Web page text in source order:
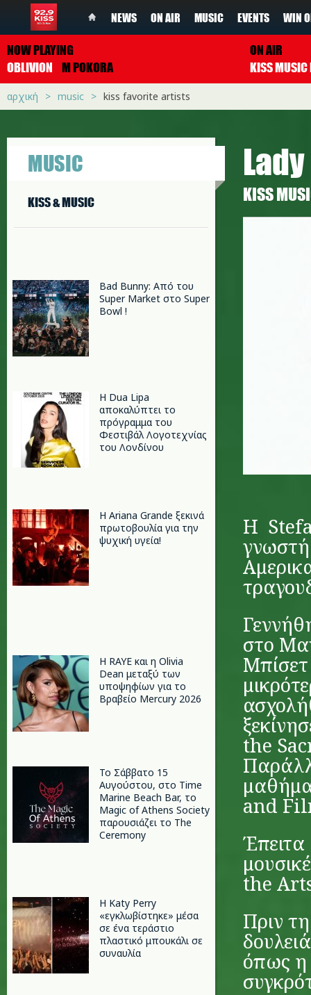
NEWS ON AIR MUSIC EVENTS WIN
NOW PLAYING
OBLIVION
M POKORA
ON AIR
αρχική music kiss favorite artists
MUSIC
KISS & MUSIC
Bad Bunny: Από του
Super Market στο Super
Bowl !
Η Dua Lipa
αποκαλύπτει το
πρόγραμμα του
Φεστιβάλ Λογοτεχνίας
του Λονδίνου
Η Ariana Grande ξεκινά
πρωτοβουλία για την
ψυχική υγεία!
Η RAYE και η Olivia
Dean μεταξύ των
υποψηφίων για το
Βραβείο Mercury 2026
Το Σάββατο 15
Αυγούστου, στο Time
Marine Beach Bar, το
Magic of Athens Society
παρουσιάζει το The
Ceremony
H Katy Perry
«εγκλωβίστηκε» μέσα
σε ένα τεράστιο
πλαστικό μπουκάλι σε
συναυλία
ΚISS
lady-
Η
στο
Μπίσετ
the
and
the
Πριν
όπως η